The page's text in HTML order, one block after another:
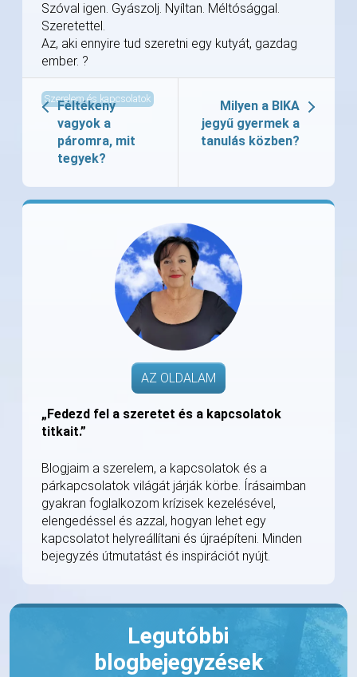
Szóval igen. Gyászolj. Nyíltan. Méltósággal.
Szeretettel.
Az, aki ennyire tud szeretni egy kutyát, gazdag
ember. ?
Szerelem és kapcsolatok
Féltékeny
vagyok a
páromra, mit
tegyek?
Milyen a BIKA
jegyű gyermek a
tanulás közben?
AZ OLDALAM
„Fedezd fel a szeretet és a kapcsolatok
titkait.”
Blogjaim a szerelem, a kapcsolatok és a
párkapcsolatok világát járják körbe. Írásaimban
gyakran foglalkozom krízisek kezelésével,
elengedéssel és azzal, hogyan lehet egy
kapcsolatot helyreállítani és újraépíteni. Minden
bejegyzés útmutatást és inspirációt nyújt.
Legutóbbi
blogbejegyzések